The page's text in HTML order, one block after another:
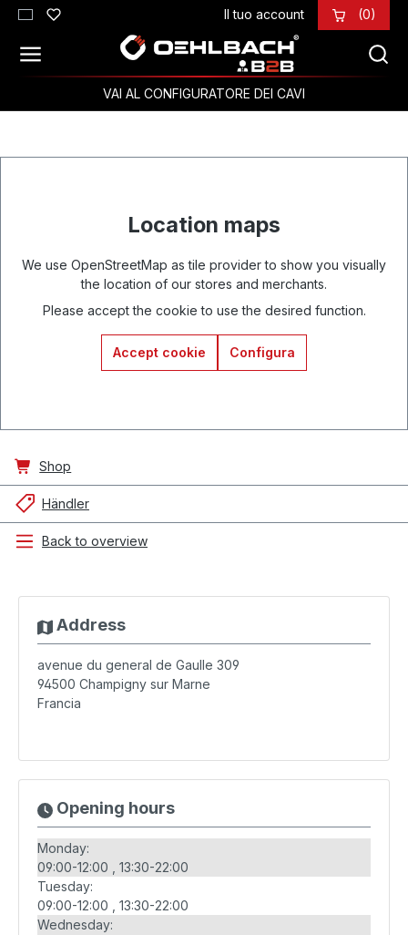
Passa al contenuto principale Il tuo account (0)
VAI AL CONFIGURATORE DEI CAVI
Location maps
We use OpenStreetMap as tile provider to show you visually
the location of our stores and merchants.
Please accept the cookie to use the desired function.
Accept cookie Configura
Shop
Händler
Back to overview
Address
avenue du general de Gaulle 309
94500 Champigny sur Marne
Francia
Opening hours
Monday:
09:00-12:00
13:30-22:00
Tuesday:
09:00-12:00
13:30-22:00
Wednesday: